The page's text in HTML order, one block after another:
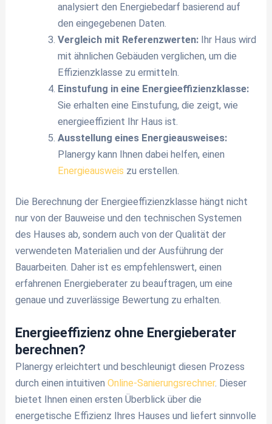
analysiert den Energiebedarf basierend auf
den eingegebenen Daten.
Vergleich mit Referenzwerten:Ihr Haus wird
mit ähnlichen Gebäuden verglichen, um die
Effizienzklasse zu ermitteln.
Einstufung in eine Energieeffizienzklasse:
Sie erhalten eine Einstufung, die zeigt, wie
energieeffizient Ihr Haus ist.
Ausstellung eines Energieausweises:
Planergy kann Ihnen dabei helfen, einen
Energieausweis zu erstellen.
Die Berechnung der Energieeffizienzklasse hängt nicht
nur von der Bauweise und den technischen Systemen
des Hauses ab, sondern auch von der Qualität der
verwendeten Materialien und der Ausführung der
Bauarbeiten. Daher ist es empfehlenswert, einen
erfahrenen Energieberater zu beauftragen, um eine
genaue und zuverlässige Bewertung zu erhalten.
Energieeffizienz ohne Energieberater
berechnen?
Planergy erleichtert und beschleunigt diesen Prozess
durch einen intuitivenOnline-Sanierungsrechner. Dieser
bietet Ihnen einen ersten Überblick über die
energetische Effizienz Ihres Hauses und liefert sinnvolle